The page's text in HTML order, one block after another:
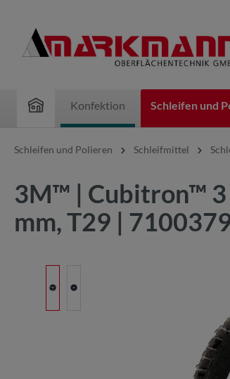
Konfektion Schleifen und
Schleifen und Polieren Schleifmittel
3M™ | Cubitron™ 3
mm, T29 |